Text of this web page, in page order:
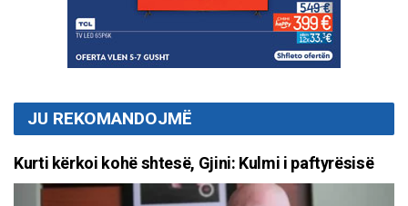
JU REKOMANDOJMË
Kurti kërkoi kohë shtesë, Gjini: Kulmi i paftyrësisë